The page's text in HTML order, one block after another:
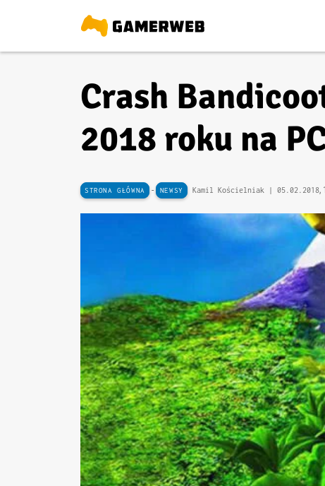
Crash
2018 roku na
STRONA GŁÓWNA - NEWSY Kamil Kościelniak | 05.02.2018,